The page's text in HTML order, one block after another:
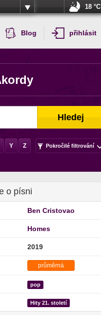
18 °C
Blog přihlásit
Hledej
Y Z Pokročilé filtrování
o písni
Ben Cristovao
Homes
2019
průměrná
pop
Hity 21. století